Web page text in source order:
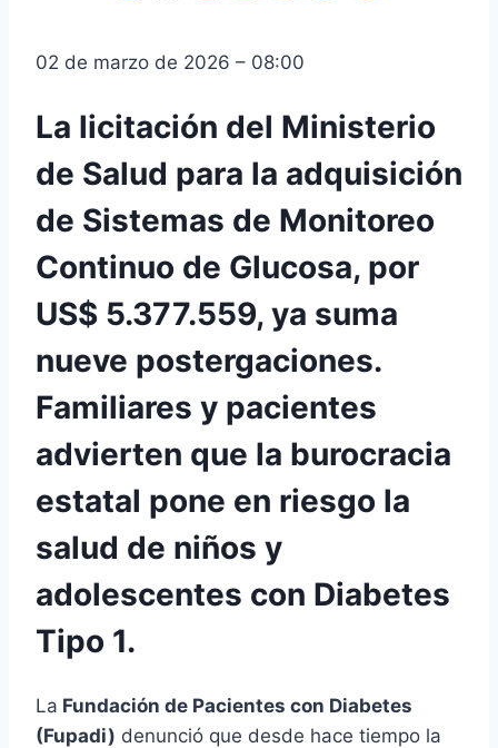
02 de marzo de 2026 – 08:00
La licitación del Ministerio
de Salud para la adquisición
de Sistemas de Monitoreo
Continuo de Glucosa, por
US$ 5.377.559, ya suma
nueve postergaciones.
Familiares y pacientes
advierten que la burocracia
estatal pone en riesgo la
salud de niños y
adolescentes con Diabetes
Tipo 1.
La Fundación de Pacientes con Diabetes
(Fupadi) denunció que desde hace tiempo la